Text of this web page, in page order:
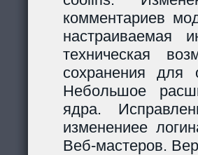
комментариев
настраиваемая
техническая
сохранения для
Небольшое
ядра.
изменениее
Веб-мастеров.